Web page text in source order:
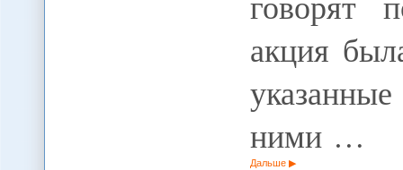
акция
ними …
Дальше